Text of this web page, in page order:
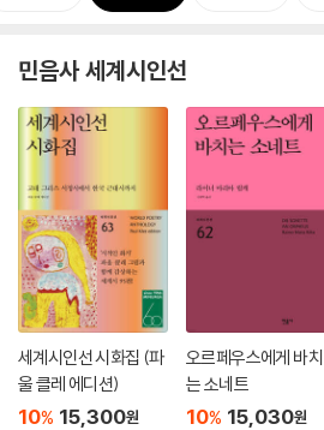
민음사 세계시인선
세계시인선 시화집 (파
울 클레 에디션)
10% 15,300원
오르페우스에게 바치
는 소네트
10% 15,030원